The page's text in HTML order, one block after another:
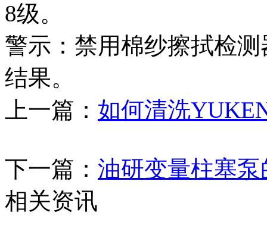
8级。
警示‌：禁用棉纱擦拭检
结果。
上一篇： 如何清洗
下一篇： 油研变量柱塞
相关资讯